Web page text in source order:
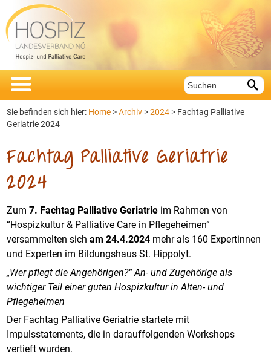
 
Sie befinden sich hier: Home >Archiv >2024 > Fachtag Palliative
Geriatrie 2024
Fachtag Palliative Geriatrie
2024
Zum7. Fachtag Palliative Geriatrie im Rahmen von
“Hospizkultur & Palliative Care in Pflegeheimen”
versammelten sicham 24.4.2024 mehr als 160 Expertinnen
und Experten im Bildungshaus St. Hippolyt.
„Wer pflegt die Angehörigen?“ An- und Zugehörige als
wichtiger Teil einer guten Hospizkultur in Alten- und
Pflegeheimen
Der Fachtag Palliative Geriatrie startete mit
Impulsstatements, die in darauffolgenden Workshops
vertieft wurden.